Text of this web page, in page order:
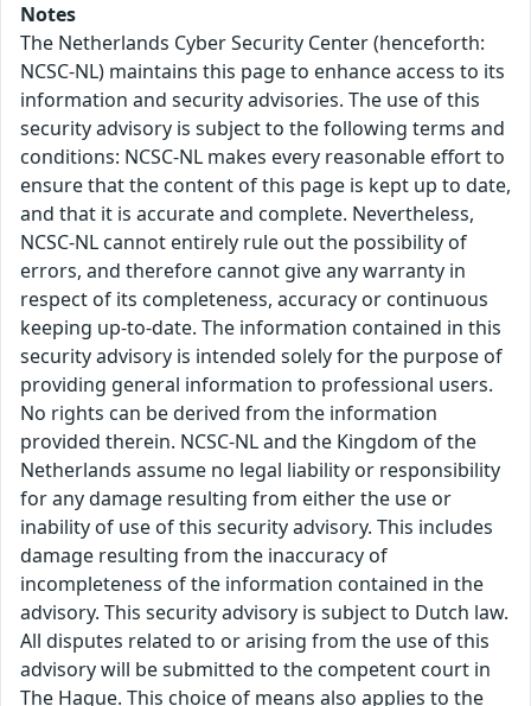
Notes
The Netherlands Cyber Security Center (henceforth:
NCSC-NL) maintains this page to enhance access to its
information and security advisories. The use of this
security advisory is subject to the following terms and
conditions: NCSC-NL makes every reasonable effort to
ensure that the content of this page is kept up to date,
and that it is accurate and complete. Nevertheless,
NCSC-NL cannot entirely rule out the possibility of
errors, and therefore cannot give any warranty in
respect of its completeness, accuracy or continuous
keeping up-to-date. The information contained in this
security advisory is intended solely for the purpose of
providing general information to professional users.
No rights can be derived from the information
provided therein. NCSC-NL and the Kingdom of the
Netherlands assume no legal liability or responsibility
for any damage resulting from either the use or
inability of use of this security advisory. This includes
damage resulting from the inaccuracy of
incompleteness of the information contained in the
advisory. This security advisory is subject to Dutch law.
All disputes related to or arising from the use of this
advisory will be submitted to the competent court in
The Hague. This choice of means also applies to the